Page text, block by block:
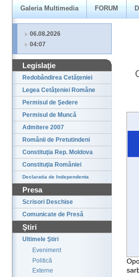
Galeria Multimedia FORUM
06.08.2026
04:07
Legislaţie
Redobândirea Cetăţeniei
Legea Cetăţeniei Române
Permisul de Şedere
Permisul de Muncă
Admitere 2007
Românii de Pretutindeni
Constituţia Rep. Moldova
Constituţia României
Declaratia de Independenta
Presa
Scrisori Deschise
Comunicate de Presă
Ştiri
Ultimele Ştiri
Eveniment
Politică
Externe